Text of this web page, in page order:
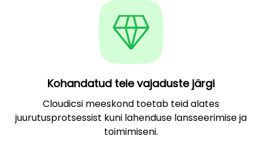
Kohandatud teie vajaduste järgi
Cloudicsi meeskond toetab teid alates
juurutusprotsessist kuni lahenduse lansseerimise ja
toimimiseni.